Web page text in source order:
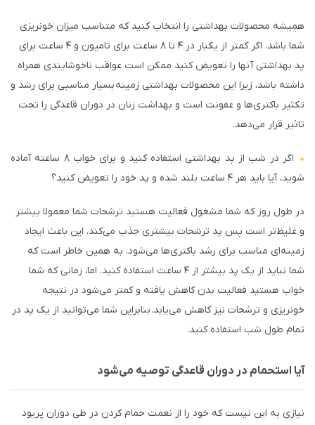
همیشه محصولات بهداشتی را انتخاب کنید که متناسب میزان خونریزی
شما باشد. اگر کمتر از یکبار در ۴ تا ۸ ساعت برای تامپون و ۴ ساعت برای
پد بهداشتی آن­ها را تعویض کنید ممکن است عواقب ناخوشایندی همراه
داشته باشد، زیرا این محصولات بهداشتی زمینه بسیار مناسبی برای رشد و
تکثیر باکتری­‌ها و عفونت است و بهداشت زنان در دوران قاعدگی را تحت
تاثیر قرار می‌دهد.
اگر در شب از پد بهداشتی استفاده کنید و برای خواب ۸ ساعته آماده
شوید، آیا باید هر ۴ ساعت بلند شده و پد خود را تعویض کنید؟
در طول روز که شما مشغول فعالیت هستید ترشحات شما معمولا بیش­تر
و غلیظ‌‌‌­تر است پس پد ترشحات بیش­تری جذب می­‌کند. این باعث ایجاد
زمینه‌­ای مناسب برای رشد باکتری‌­ها می‌­شود. به همین خاطر است که
شما نباید از یک پد بیش­تر از ۴ ساعت استفاده کنید. اما، زمانی که شما
خواب هستید فعالیت بدن کاهش یافته و کمتر می­‌شود در نتیجه
خونریزی و ترشحات نیز کاهش می‌یابد. بنابراین شما می‌­توانید از یک پد در
تمام طول شب استفاده کنید.
آیا استحمام در دوران قاعدگی توصیه می‌شود
نیازی به این نیست که خود را از نعمت حمام کردن در طی دوران پریود